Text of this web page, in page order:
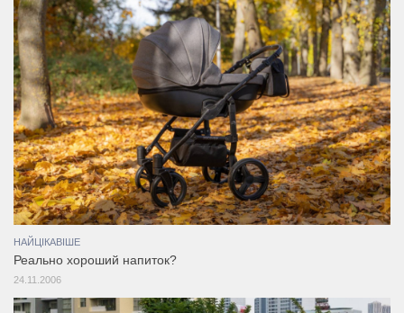
НАЙЦІКАВІШЕ
Реально хороший напиток?
24.11.2006